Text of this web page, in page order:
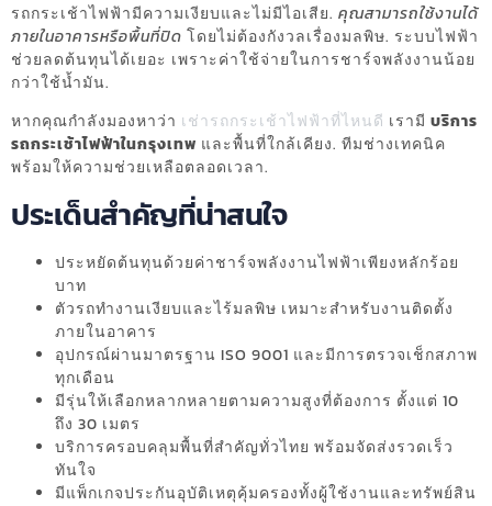
รถกระเช้าไฟฟ้ามีความเงียบและไม่มีไอเสีย. คุณสามารถใช้งานได้
ภายในอาคารหรือพื้นที่ปิด โดยไม่ต้องกังวลเรื่องมลพิษ. ระบบไฟฟ้า
ช่วยลดต้นทุนได้เยอะ เพราะค่าใช้จ่ายในการชาร์จพลังงานน้อย
กว่าใช้น้ำมัน.
หากคุณกำลังมองหาว่า เช่ารถกระเช้าไฟฟ้าที่ไหนดี เรามี บริการ
รถกระเช้าไฟฟ้าในกรุงเทพ และพื้นที่ใกล้เคียง. ทีมช่างเทคนิค
พร้อมให้ความช่วยเหลือตลอดเวลา.
ประเด็นสำคัญที่น่าสนใจ
ประหยัดต้นทุนด้วยค่าชาร์จพลังงานไฟฟ้าเพียงหลักร้อย
บาท
ตัวรถทำงานเงียบและไร้มลพิษ เหมาะสำหรับงานติดตั้ง
ภายในอาคาร
อุปกรณ์ผ่านมาตรฐาน ISO 9001 และมีการตรวจเช็กสภาพ
ทุกเดือน
มีรุ่นให้เลือกหลากหลายตามความสูงที่ต้องการ ตั้งแต่ 10
ถึง 30 เมตร
บริการครอบคลุมพื้นที่สำคัญทั่วไทย พร้อมจัดส่งรวดเร็ว
ทันใจ
มีแพ็กเกจประกันอุบัติเหตุคุ้มครองทั้งผู้ใช้งานและทรัพย์สิน